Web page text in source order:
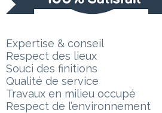
Expertise & conseil
Respect des lieux
Souci des finitions
Qualité de service
Travaux en milieu occupé
Respect de l’environnement